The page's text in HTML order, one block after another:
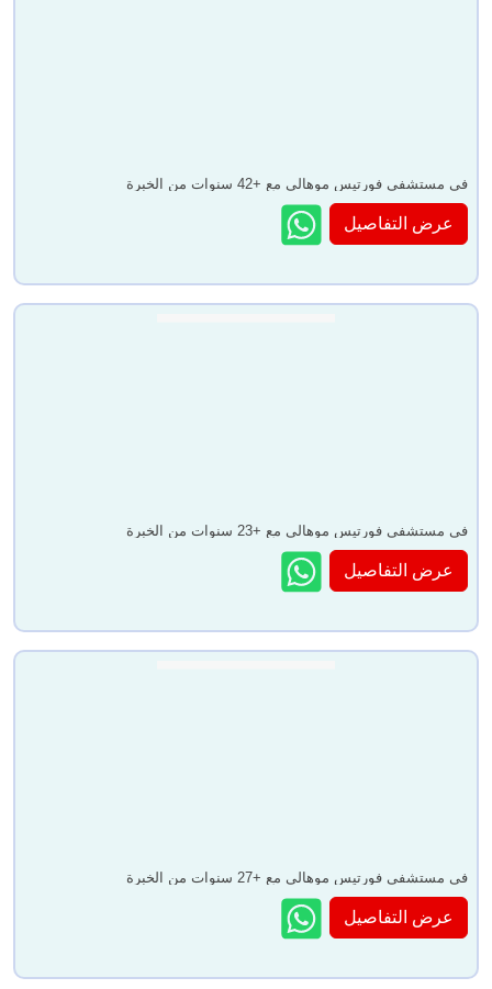
في مستشفى فورتيس موهالي مع +42 سنوات من الخبرة
عرض التفاصيل
في مستشفى فورتيس موهالي مع +23 سنوات من الخبرة
عرض التفاصيل
في مستشفى فورتيس موهالي مع +27 سنوات من الخبرة
عرض التفاصيل